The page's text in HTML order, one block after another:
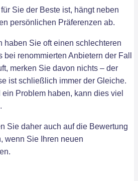
Sie der Beste ist, hängt neben
persönlichen Präferenzen ab.
haben Sie oft einen schlechteren
renommierten Anbietern der Fall
merken Sie davon nichts – der
ist schließlich immer der Gleiche.
Problem haben, kann dies viel
Sie daher auch auf die Bewertung
wenn Sie Ihren neuen